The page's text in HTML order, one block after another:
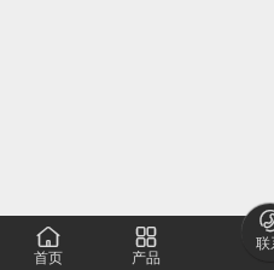

首页

产品
联